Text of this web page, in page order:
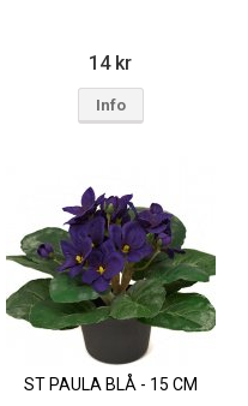
14 kr
Info
ST PAULA BLÅ - 15 CM